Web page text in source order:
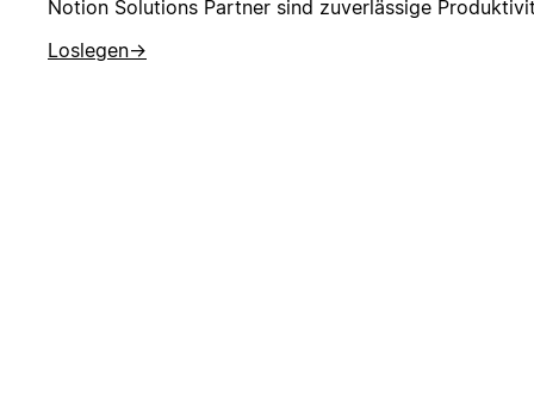
Notion Solutions Partner sind zuverlässige
Loslegen→